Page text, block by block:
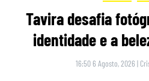
Tavira desafia
identidade e a
16:50 6 Agosto, 2026 |